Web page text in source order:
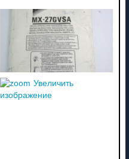
Увеличить
изображение